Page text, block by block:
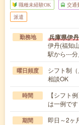
職種未経験OK 交通
派遣
勤務地 兵庫県伊
伊丹(福知
駅から---
曜日頻度
シフト制
相談OK
時間
【シフト
は一例で
期間 即日～2ヶ